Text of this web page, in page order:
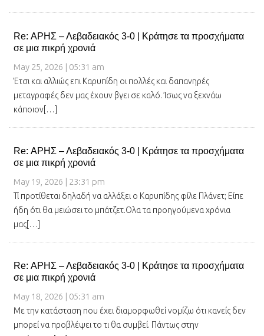
Re: ΑΡΗΣ – Λεβαδειακός 3-0 | Κράτησε τα προσχήματα
σε μια πικρή χρονιά
May 25, 2026 | 05:31 am
Έτσι και αλλιώς επι Καρυπίδη οι πολλές και δαπανηρές
μεταγραφές δεν μας έχουν βγει σε καλό. Ίσως να ξεχνάω
κάποιον[…]
Re: ΑΡΗΣ – Λεβαδειακός 3-0 | Κράτησε τα προσχήματα
σε μια πικρή χρονιά
May 19, 2026 | 23:31 pm
Τί προτίθεται δηλαδή να αλλάξει ο Καρυπίδης φίλε Πλάνετ; Είπε
ήδη ότι θα μειώσει το μπάτζετ.Ολα τα προηγούμενα χρόνια
μας[…]
Re: ΑΡΗΣ – Λεβαδειακός 3-0 | Κράτησε τα προσχήματα
σε μια πικρή χρονιά
May 18, 2026 | 05:31 am
Με την κατάσταση που έχει διαμορφωθεί νομίζω ότι κανείς δεν
μπορεί να προβλέψει το τι θα συμβεί. Πάντως στην